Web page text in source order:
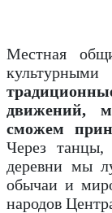
Местная
движений,
сможем
Через
деревни мы
обычаи и
народов